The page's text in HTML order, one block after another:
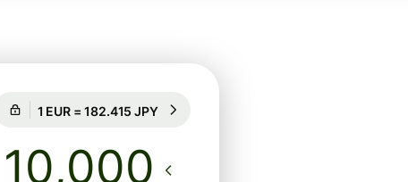
71時間のレート保証